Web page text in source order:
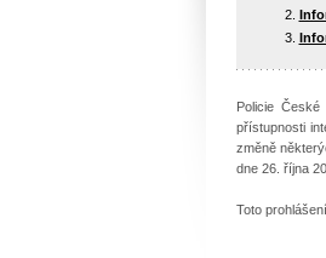
Policie
přístupnosti
změně
dne 26. října
Toto